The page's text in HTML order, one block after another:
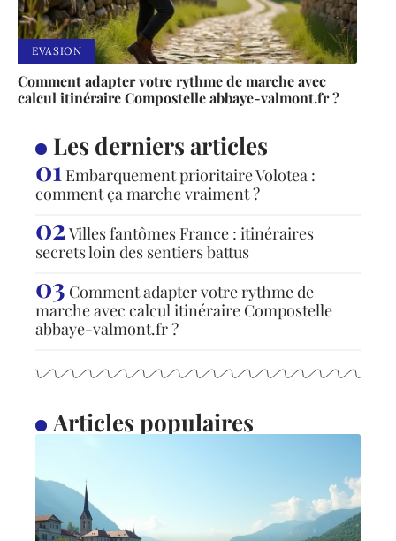
EVASION
Comment adapter votre rythme de marche avec
calcul itinéraire Compostelle abbaye-valmont.fr ?
Les derniers articles
Embarquement prioritaire Volotea :
comment ça marche vraiment ?
Villes fantômes France : itinéraires
secrets loin des sentiers battus
Comment adapter votre rythme de
marche avec calcul itinéraire Compostelle
abbaye-valmont.fr ?
Articles populaires